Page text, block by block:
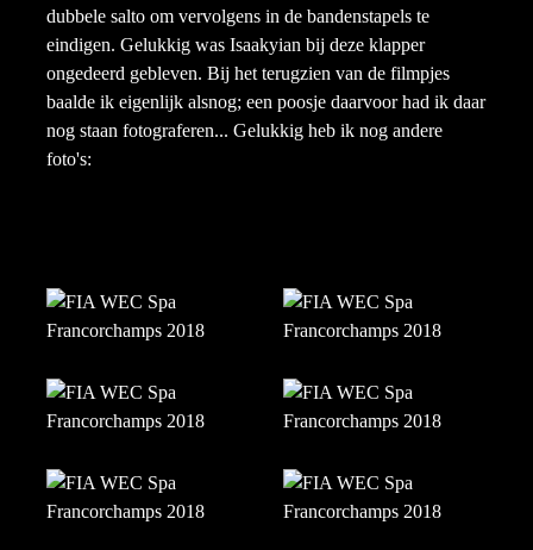
dubbele salto om vervolgens in de bandenstapels te
eindigen. Gelukkig was Isaakyian bij deze klapper
ongedeerd gebleven. Bij het terugzien van de filmpjes
baalde ik eigenlijk alsnog; een poosje daarvoor had ik daar
nog staan fotograferen... Gelukkig heb ik nog andere
foto's: